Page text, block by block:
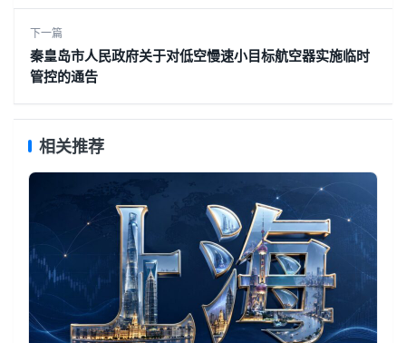
下一篇
秦皇岛市人民政府关于对低空慢速小目标航空器实施临时
管控的通告
相关推荐